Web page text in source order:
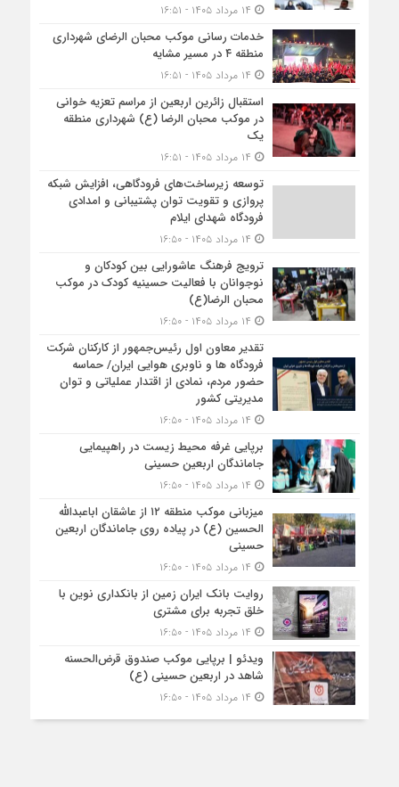
خدمات رسانی موکب محبان الرضای شهرداری
منطقه ۴ در مسیر مشایه
استقبال زائرین اربعین از مراسم تعزیه خوانی
در موکب محبان الرضا (ع) شهرداری منطقه
یک
توسعه زیرساخت‌های فرودگاهی، افزایش شبکه
پروازی و تقویت توان پشتیبانی و امدادی
فرودگاه شهدای ایلام
ترویج فرهنگ عاشورایی بین کودکان و
نوجوانان با فعالیت حسینیه کودک در موکب
محبان الرضا(ع)
تقدیر معاون اول رئیس‌جمهور از کارکنان شرکت
فرودگاه ها و ناوبری هوایی ایران/ حماسه
حضور مردم، نمادی از اقتدار عملیاتی و توان
مدیریتی کشور
برپایی غرفه محیط زیست در راهپیمایی
جاماندگان اربعین حسینی
میزبانی موکب منطقه ۱۲ از عاشقان اباعبدالله
الحسین (ع) در پیاده روی جاماندگان اربعین
حسینی
روایت بانک ایران زمین از بانکداری نوین با
خلق تجربه برای مشتری
ویدئو | برپایی موکب صندوق قرض‌الحسنه
شاهد در اربعین حسینی (ع)